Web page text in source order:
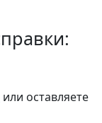
или оставляете